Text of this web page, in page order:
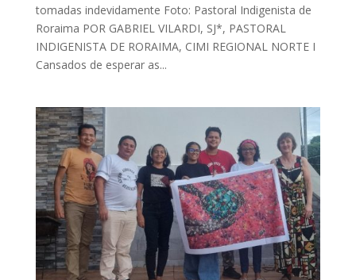
tomadas indevidamente Foto: Pastoral Indigenista de
Roraima POR GABRIEL VILARDI, SJ*, PASTORAL
INDIGENISTA DE RORAIMA, CIMI REGIONAL NORTE I
Cansados de esperar as...